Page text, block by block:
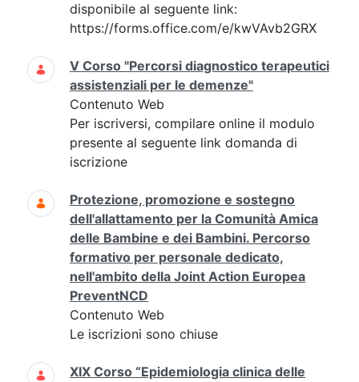
disponibile al seguente link:
https://forms.office.com/e/kwVAvb2GRX
V Corso "Percorsi diagnostico terapeutici
assistenziali per le demenze"
Contenuto Web
Per iscriversi, compilare online il modulo
presente al seguente link domanda di
iscrizione
Protezione, promozione e sostegno
dell'allattamento per la Comunità Amica
delle Bambine e dei Bambini. Percorso
formativo per personale dedicato,
nell'ambito della Joint Action Europea
PreventNCD
Contenuto Web
Le iscrizioni sono chiuse
XIX Corso “Epidemiologia clinica delle